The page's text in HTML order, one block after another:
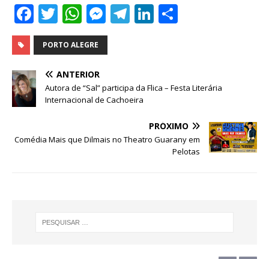
F
a
c
e
b
o
k
T
w
it
te
r
W
h
at
s
A
p
M
e
ss
n
g
r
T
ra
m
Li
dI
PORTO ALEGRE
ANTERIOR
Autora de “Sal” participa da Flica – Festa Literária
Internacional de Cachoeira
PRÓXIMO
Comédia Mais que Dilmais no Theatro Guarany em
Pelotas